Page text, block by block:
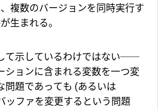
複数のバージョンを同時実行す
生まれる。
て示しているわけではない──
ションに含まれる変数を一つ変
問題であっても (あるいは
ッファを変更するという問題